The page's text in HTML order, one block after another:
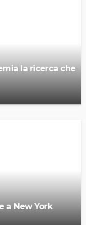
la ricerca che
a New York